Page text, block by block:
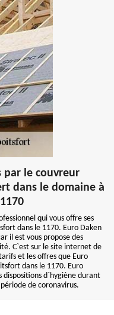
par le couvreur
dans le domaine à
qui vous offre ses
dans le 1170. Euro Daken
il est vous propose des
C`est sur le site internet de
et les offres que Euro
dans le 1170. Euro
dispositions d`hygiène durant
de coronavirus.